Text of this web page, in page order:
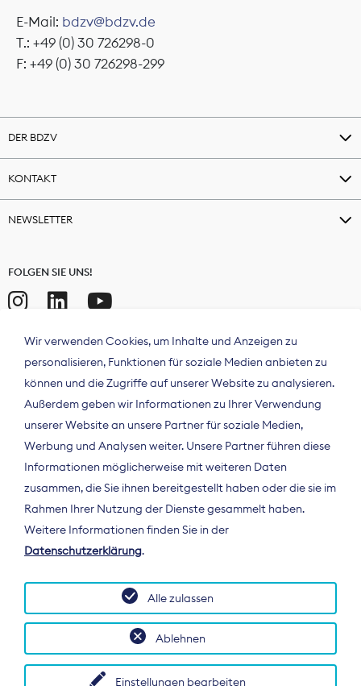
E-Mail: bdzv@bdzv.de
T.: +49 (0) 30 726298-0
F: +49 (0) 30 726298-299
DER BDZV
KONTAKT
NEWSLETTER
FOLGEN SIE UNS!
Der Bundesverband Digitalpublisher und
Zeitungsverleger (BDZV) vertritt als
Spitzenorganisation die Interessen der
Deutschland und auf EU-Ebene.
Wir verwenden Cookies, um Inhalte und Anzeigen zu
personalisieren, Funktionen für soziale Medien anbieten zu
können und die Zugriffe auf unserer Website zu analysieren.
Außerdem geben wir Informationen zu Ihrer Verwendung
unserer Website an unsere Partner für soziale Medien,
Werbung und Analysen weiter. Unsere Partner führen diese
Informationen möglicherweise mit weiteren Daten
zusammen, die Sie ihnen bereitgestellt haben oder die sie im
Rahmen Ihrer Nutzung der Dienste gesammelt haben.
Weitere Informationen finden Sie in der
Datenschutzerklärung.
Einstellungen bearbeiten
Ablehnen
Alle zulassen